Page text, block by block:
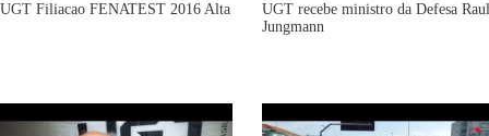
UGT Filiacao FENATEST 2016 Alta
UGT recebe ministro da Defesa Raul
Jungmann